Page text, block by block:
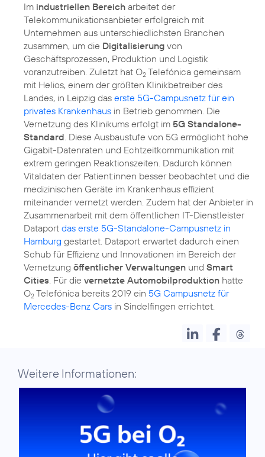
Im industriellen Bereich arbeitet der
Telekommunikationsanbieter erfolgreich mit
Unternehmen aus unterschiedlichsten Branchen
zusammen, um die Digitalisierung von
Geschäftsprozessen, Produktion und Logistik
voranzutreiben. Zuletzt hat O2 Telefónica gemeinsam
mit Helios, einem der größten Klinikbetreiber des
Landes, in Leipzig das erste 5G-Campusnetz für ein
privates Krankenhaus in Betrieb genommen. Die
Vernetzung des Klinikums erfolgt im 5G Standalone-
Standard. Diese Ausbaustufe von 5G ermöglicht hohe
Gigabit-Datenraten und Echtzeitkommunikation mit
extrem geringen Reaktionszeiten. Dadurch können
Vitaldaten der Patient:innen besser beobachtet und die
medizinischen Geräte im Krankenhaus effizient
miteinander vernetzt werden. Zudem hat der Anbieter in
Zusammenarbeit mit dem öffentlichen IT-Dienstleister
Dataport das erste 5G-Standalone-Campusnetz in
Hamburg gestartet. Dataport erwartet dadurch einen
Schub für Effizienz und Innovationen im Bereich der
Vernetzung öffentlicher Verwaltungen und Smart
Cities. Für die vernetzte Automobilproduktion hatte
O2 Telefónica bereits 2019 ein 5G Campusnetz für
Mercedes-Benz Cars in Sindelfingen errichtet.
Weitere Informationen: